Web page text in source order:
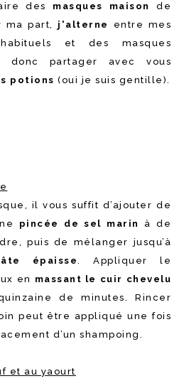
des masques maison
de
ma part, j'alterne
entre mes
et des masques
donc partager avec vous
potions (oui je suis gentille).
il vous suffit d’ajouter de
pincée de sel marin
à de
puis de mélanger jusqu’à
épaisse. Appliquer le
en massant le cuir chevelu
de minutes. Rincer
peut être appliqué une fois
d’un shampoing.
et au yaourt